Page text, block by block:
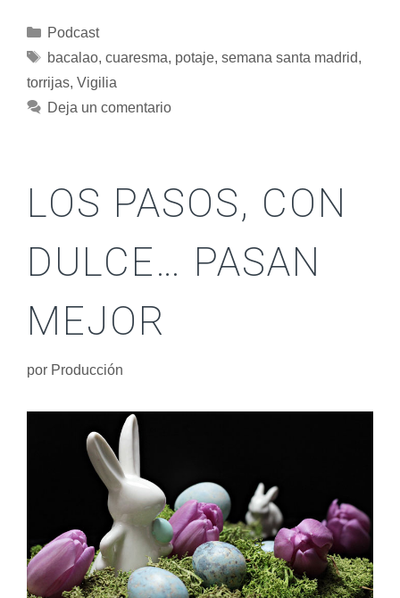
Podcast
bacalao, cuaresma, potaje, semana santa madrid,
torrijas, Vigilia
Deja un comentario
LOS PASOS, CON
DULCE… PASAN
MEJOR
por Producción